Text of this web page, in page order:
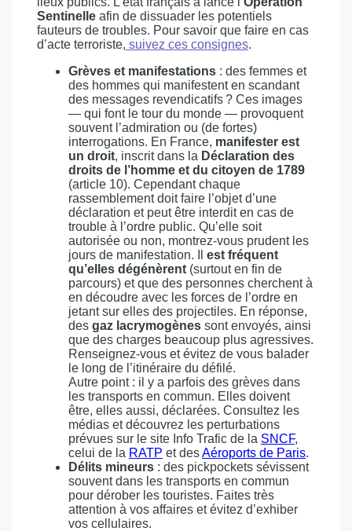
Sentinelle afin de dissuader les potentiels
fauteurs de troubles. Pour savoir que faire en cas
d’acte terroriste, suivez ces consignes.
Grèves et manifestations : des femmes et
des hommes qui manifestent en scandant
des messages revendicatifs ? Ces images
— qui font le tour du monde — provoquent
souvent l’admiration ou (de fortes)
interrogations. En France, manifester est
un droit, inscrit dans la Déclaration des
droits de l’homme et du citoyen de 1789
(article 10). Cependant chaque
rassemblement doit faire l’objet d’une
déclaration et peut être interdit en cas de
trouble à l’ordre public. Qu’elle soit
autorisée ou non, montrez-vous prudent les
jours de manifestation. Il est fréquent
qu’elles dégénèrent (surtout en fin de
parcours) et que des personnes cherchent à
en découdre avec les forces de l’ordre en
jetant sur elles des projectiles. En réponse,
des gaz lacrymogènes sont envoyés, ainsi
que des charges beaucoup plus agressives.
Renseignez-vous et évitez de vous balader
le long de l’itinéraire du défilé.
Autre point : il y a parfois des grèves dans
les transports en commun. Elles doivent
être, elles aussi, déclarées. Consultez les
médias et découvrez les perturbations
prévues sur le site Info Trafic de la SNCF,
celui de la RATP et desAéroports de Paris.
Délits mineurs : des pickpockets sévissent
souvent dans les transports en commun
pour dérober les touristes. Faites très
attention à vos affaires et évitez d’exhiber
vos cellulaires.